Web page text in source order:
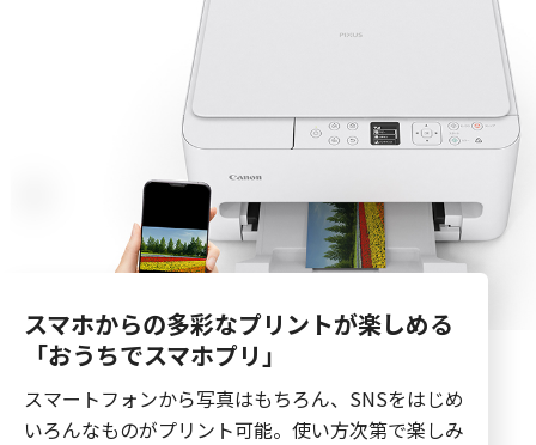
スマホからの多彩なプリントが楽しめる
「おうちでスマホプリ」
スマートフォンから写真はもちろん、SNSをはじめ
いろんなものがプリント可能。使い方次第で楽しみ